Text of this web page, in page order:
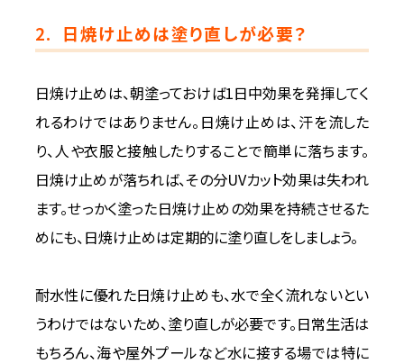
2. 日焼け止めは塗り直しが必要？
日焼け止めは、朝塗っておけば1日中効果を発揮してく
れるわけではありません。日焼け止めは、汗を流した
り、人や衣服と接触したりすることで簡単に落ちます。
日焼け止めが落ちれば、その分UVカット効果は失われ
ます。せっかく塗った日焼け止めの効果を持続させるた
めにも、日焼け止めは定期的に塗り直しをしましょう。
耐水性に優れた日焼け止めも、水で全く流れないとい
うわけではないため、塗り直しが必要です。日常生活は
もちろん、海や屋外プールなど水に接する場では特に